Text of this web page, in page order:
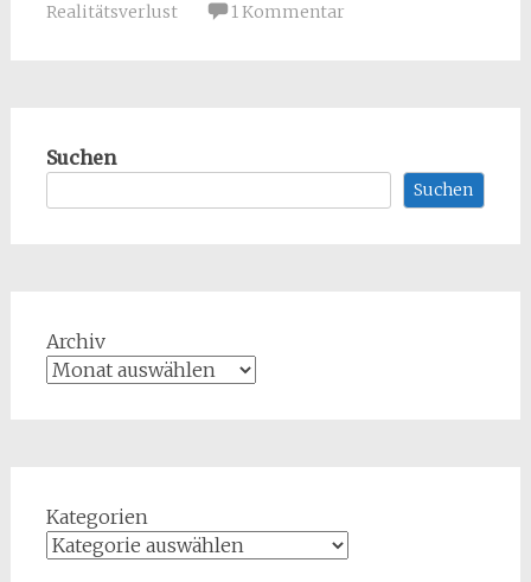
Realitätsverlust
1 Kommentar
Suchen
Suchen
Archiv
Kategorien